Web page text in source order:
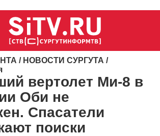
/ НОВОСТИ СУРГУТА /
вертолет Ми-8 в
Оби не
Спасатели
поиски